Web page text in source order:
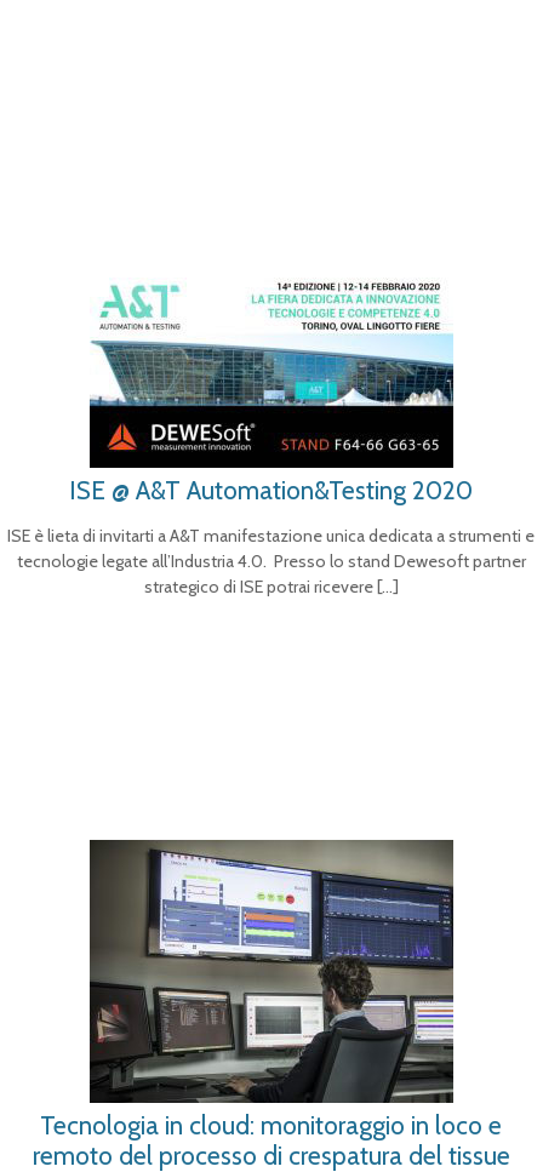
ISE @ A&T Automation&Testing 2020
ISE è lieta di invitarti a A&T manifestazione unica dedicata a strumenti e
tecnologie legate all’Industria 4.0. Presso lo stand Dewesoft partner
strategico di ISE potrai ricevere[…]
Tecnologia in cloud: monitoraggio in loco e
remoto del processo di crespatura del tissue